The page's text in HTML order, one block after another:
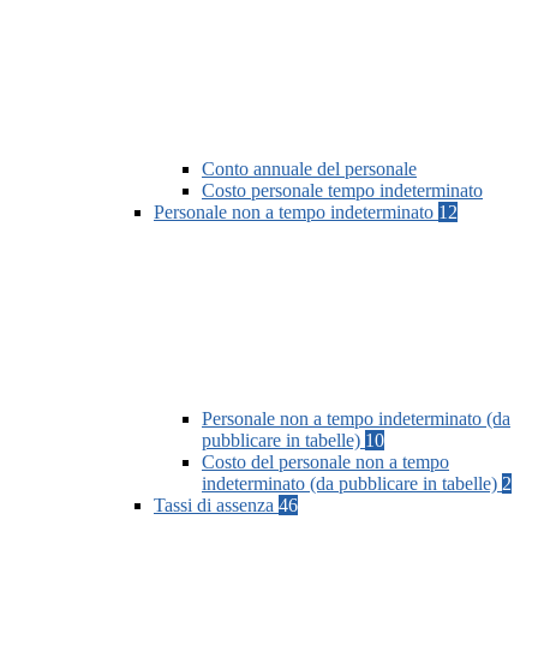
Conto annuale del personale
Costo personale tempo indeterminato
Personale non a tempo indeterminato 12
Personale non a tempo indeterminato (da
pubblicare in tabelle) 10
Costo del personale non a tempo
indeterminato (da pubblicare in tabelle) 2
Tassi di assenza 46